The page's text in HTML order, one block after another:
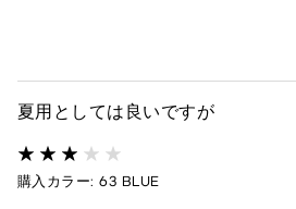
夏用としては良いですが
購入カラー: 63 BLUE